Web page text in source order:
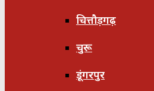
चित्तौड़गढ़
चुरू
डूंगरपुर